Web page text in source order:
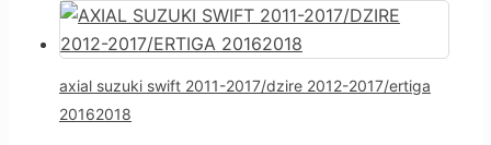
axial suzuki swift 2011-2017/dzire 2012-2017/ertiga
20162018